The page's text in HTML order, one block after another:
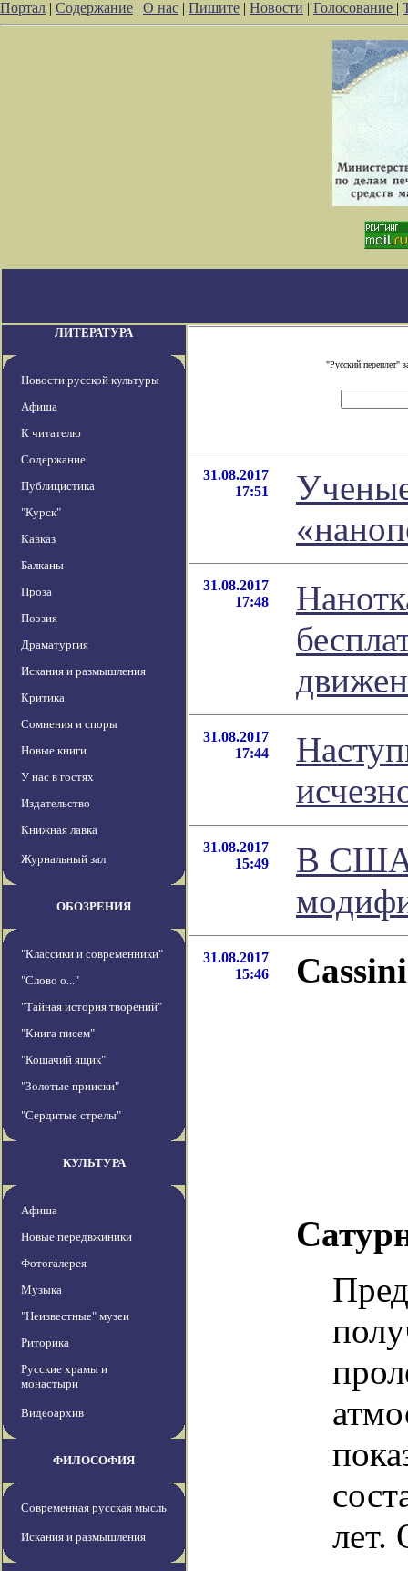
Портал | Содержание | О нас | Пишите | Новости | Голосование |
ЛИТЕРАТУРА
Новости русской культуры
Афиша
К читателю
Содержание
Публицистика
"Курск"
Кавказ
Балканы
Проза
Поэзия
Драматургия
Искания и размышления
Критика
Сомнения и споры
Новые книги
У нас в гостях
Издательство
Книжная лавка
Журнальный зал
ОБОЗРЕНИЯ
"Классики и современники"
"Слово о..."
"Тайная история творений"
"Книга писем"
"Кошачий ящик"
"Золотые прииски"
"Сердитые стрелы"
КУЛЬТУРА
Афиша
Новые передвжиники
Фотогалерея
Музыка
"Неизвестные" музеи
Риторика
Русские храмы и
монастыри
Видеоархив
ФИЛОСОФИЯ
Современная русская мысль
Искания и размышления
"Русский переплет"
31.08.2017
17:51
31.08.2017
17:48
31.08.2017
17:44
31.08.2017
15:49
В США
31.08.2017
15:46
лет.